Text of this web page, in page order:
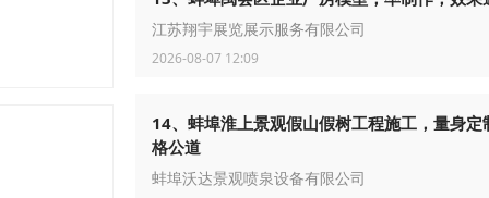
江苏翔宇展览展示服务有限公司
2026-08-07 12:09
14、蚌埠淮上景观假山假树工程施工，量身定
格公道
蚌埠沃达景观喷泉设备有限公司